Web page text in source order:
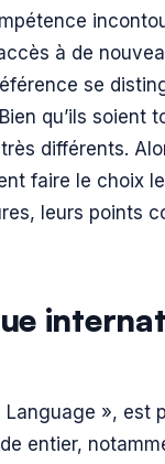
à de
se
qu’ils soient
différents.
faire le choix
leurs points
Language », est
entier,